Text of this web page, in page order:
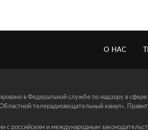
О НАС
в Федеральной службе по надзору в
телерадиовещательный канал»,
российским и международным